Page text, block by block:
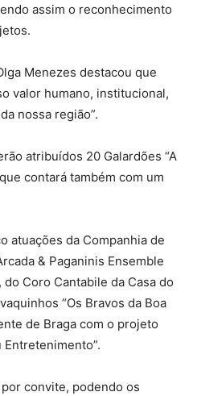
assim o reconhecimento
Menezes destacou que
valor humano, institucional,
nossa região”.
atribuídos 20 Galardões “A
contará também com um
atuações da Companhia de
& Paganinis Ensemble
Coro Cantabile da Casa do
“Os Bravos da Boa
de Braga com o projeto
Entretenimento”.
convite, podendo os